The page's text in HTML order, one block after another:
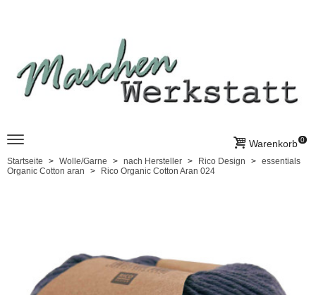
Warenkorb 0
Startseite Wolle/Garne nach Hersteller Rico Design
essentials
Organic Cotton aran
Rico Organic Cotton Aran 024